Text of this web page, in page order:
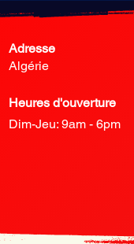
Adresse
Algérie
Heures d'ouverture
Dim-Jeu: 9am - 6pm